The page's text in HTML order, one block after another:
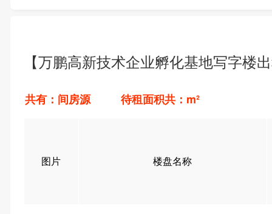
【万鹏高新技术企业孵化基地写字楼
共有：间房源 待租面积共：m²
图片 楼盘名称